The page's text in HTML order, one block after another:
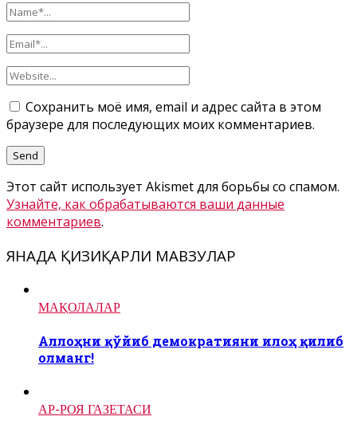
Сохранить моё имя, email и адрес сайта в этом
браузере для последующих моих комментариев.
Этот сайт использует Akismet для борьбы со спамом.
Узнайте, как обрабатываются ваши данные
комментариев.
ЯНАДА ҚИЗИҚАРЛИ МАВЗУЛАР
МАҚОЛАЛАР
Аллоҳни қўйиб демократияни илоҳ қилиб
олманг!
АР-РОЯ ГАЗЕТАСИ